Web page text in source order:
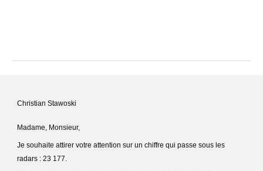
Christian Stawoski
Madame, Monsieur,
Je souhaite attirer votre attention sur un chiffre qui passe sous les
radars : 23 177.